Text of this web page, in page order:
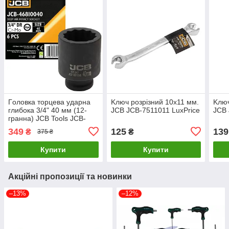
Гoлoвкa тopцeвa удapнa
глибока 3/4" 40 мм (12-
гранна) JCB Tools JCB-
349 ₴ 375 ₴
Купити
Kлюч розрізний 10x11 мм.
JCB JCB-7511011 LuxPrice
125₴
Купити
JCB
139
Акційні пропозиції та новинки
–13% –12%